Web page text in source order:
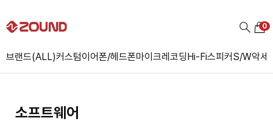
브랜드(ALL)커스텀이어폰/헤드폰마이크레코딩Hi-Fi스피커S/W악세
0
소프트웨어